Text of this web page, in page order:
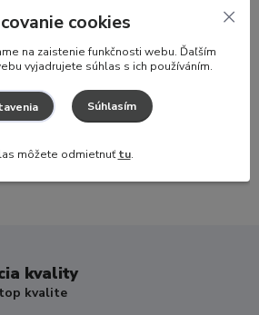
poradiť?
podpora
+421 917 174 048
(Po-Pia, 8-16 hod.)
info@hajaj.sk
kvality
kvalite
cookies
na zaistenie funkčnosti webu. Ďaľším
vyjadrujete súhlas s ich používáním.
Súhlasím
môžete odmietnuťtu.